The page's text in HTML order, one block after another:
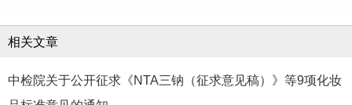
相关文章
中检院关于公开征求《NTA三钠（征求意见稿）》等9项化妆